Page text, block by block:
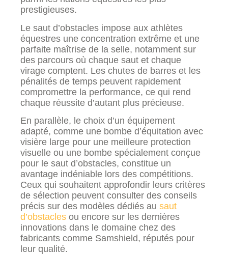
prestigieuses.
Le saut d’obstacles impose aux athlètes
équestres une concentration extrême et une
parfaite maîtrise de la selle, notamment sur
des parcours où chaque saut et chaque
virage comptent. Les chutes de barres et les
pénalités de temps peuvent rapidement
compromettre la performance, ce qui rend
chaque réussite d’autant plus précieuse.
En parallèle, le choix d’un équipement
adapté, comme une bombe d’équitation avec
visière large pour une meilleure protection
visuelle ou une bombe spécialement conçue
pour le saut d’obstacles, constitue un
avantage indéniable lors des compétitions.
Ceux qui souhaitent approfondir leurs critères
de sélection peuvent consulter des conseils
précis sur des modèles dédiés au saut
d’obstacles ou encore sur les dernières
innovations dans le domaine chez des
fabricants comme Samshield, réputés pour
leur qualité.